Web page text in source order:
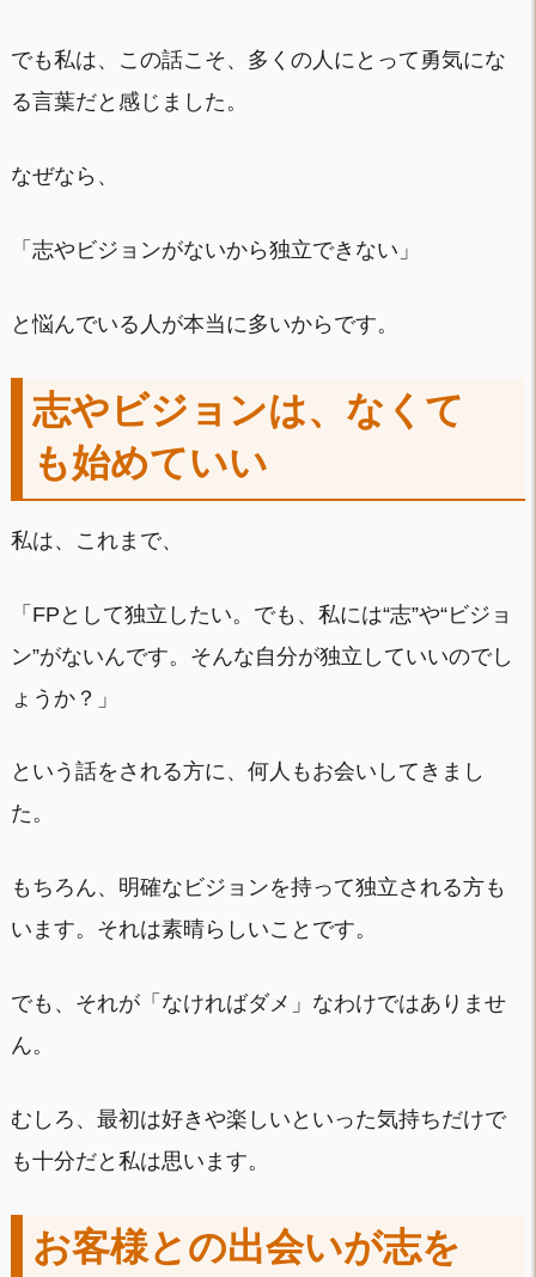
でも私は、この話こそ、多くの人にとって勇気にな
る言葉だと感じました。
なぜなら、
「志やビジョンがないから独立できない」
と悩んでいる人が本当に多いからです。
志やビジョンは、なくて
も始めていい
私は、これまで、
「FPとして独立したい。でも、私には“志”や“ビジョ
ン”がないんです。そんな自分が独立していいのでし
ょうか？」
という話をされる方に、何人もお会いしてきまし
た。
もちろん、明確なビジョンを持って独立される方も
います。それは素晴らしいことです。
でも、それが「なければダメ」なわけではありませ
ん。
むしろ、最初は好きや楽しいといった気持ちだけで
も十分だと私は思います。
お客様との出会いが志を